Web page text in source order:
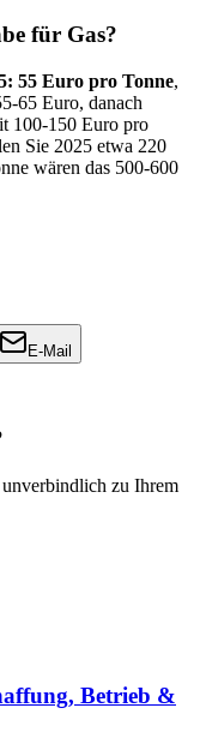
für Gas?
55 Euro pro Tonne,
65 Euro, danach
100-150 Euro pro
Sie 2025 etwa 220
wären das 500-600
E-Mail
unverbindlich zu Ihrem
Betrieb &